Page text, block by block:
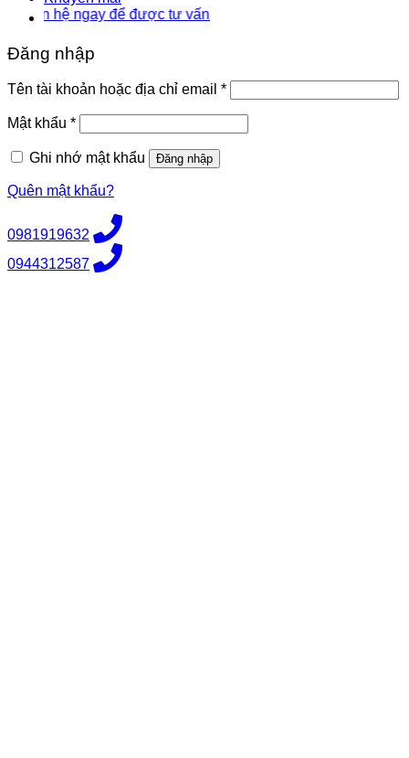
ngay để được tư vấn
Đăng nhập
Tên tài khoản hoặc địa chỉ email *Bắt
buộc
Mật khẩu *Bắt
buộc
Ghi nhớ mật khẩu
Đăng nhập
Quên mật khẩu?
0981919632
0944312587